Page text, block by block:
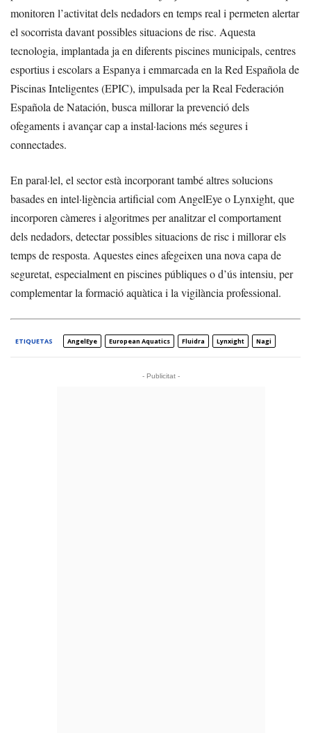
monitoren l’activitat dels nedadors en temps real i permeten alertar
el socorrista davant possibles situacions de risc. Aquesta
tecnologia, implantada ja en diferents piscines municipals, centres
esportius i escolars a Espanya i emmarcada en la Red Española de
Piscinas Inteligentes (EPIC), impulsada per la Real Federación
Española de Natación, busca millorar la prevenció dels
ofegaments i avançar cap a instal·lacions més segures i
connectades.
En paral·lel, el sector està incorporant també altres solucions
basades en intel·ligència artificial com AngelEye o Lynxight, que
incorporen càmeres i algoritmes per analitzar el comportament
dels nedadors, detectar possibles situacions de risc i millorar els
temps de resposta. Aquestes eines afegeixen una nova capa de
seguretat, especialment en piscines públiques o d’ús intensiu, per
complementar la formació aquàtica i la vigilància professional.
ETIQUETAS AngelEye European Aquatics Fluidra Lynxight Nagi
- Publicitat -